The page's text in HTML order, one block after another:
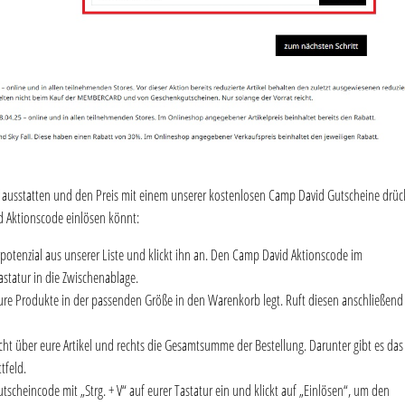
und den Preis mit einem unserer kostenlosen Camp David Gutscheine
Aktionscode einlösen könnt:
aus unserer Liste und klickt ihn an. Den Camp David Aktionscode im
in die Zwischenablage.
Produkte in der passenden Größe in den Warenkorb legt. Ruft diesen anschließend
über eure Artikel und rechts die Gesamtsumme der Bestellung. Darunter gibt es das
mit „Strg. + V“ auf eurer Tastatur ein und klickt auf „Einlösen“, um den